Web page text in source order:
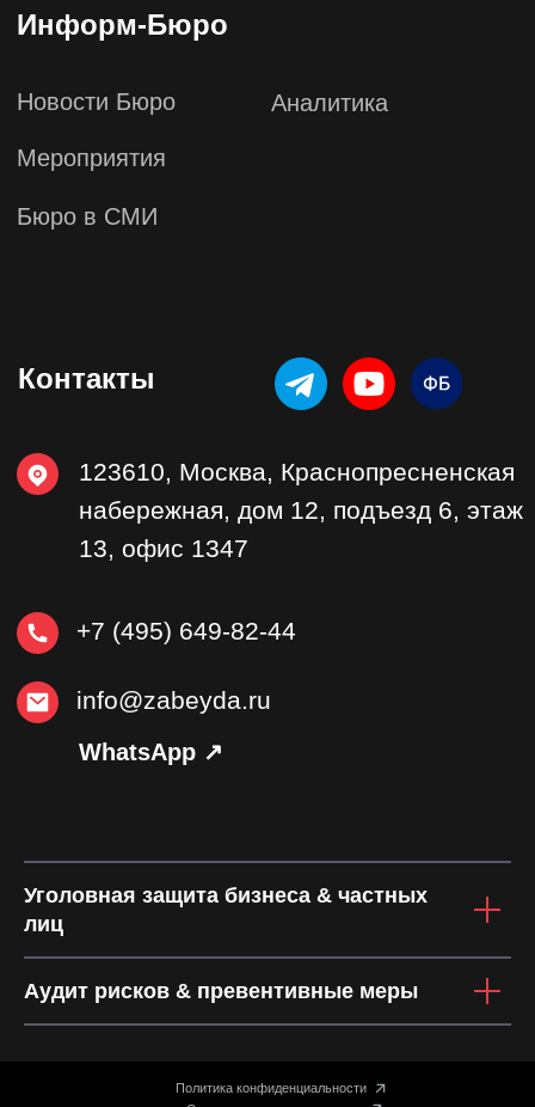
Уголовная защита бизнеса & частных
лиц
Аудит рисков & превентивные меры
Политика конфиденциальности